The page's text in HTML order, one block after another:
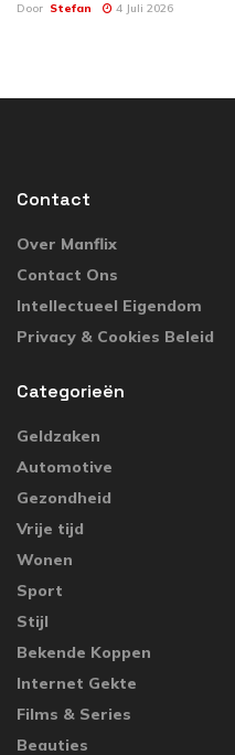
Door Stefan 4 Juli 2026
Contact
Over Manflix
Contact Ons
Intellectueel Eigendom
Privacy & Cookies Beleid
Categorieën
Geldzaken
Automotive
Gezondheid
Vrije tijd
Wonen
Sport
Stijl
Bekende Koppen
Internet Gekte
Films & Series
Beauties